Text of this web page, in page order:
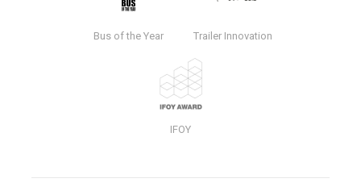
Bus of the Year Trailer Innovation
IFOY